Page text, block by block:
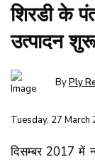
शिरडी के
उत्पादन शुरू
ByPly
Tuesday, 27 March
दिसम्बर 2017 में